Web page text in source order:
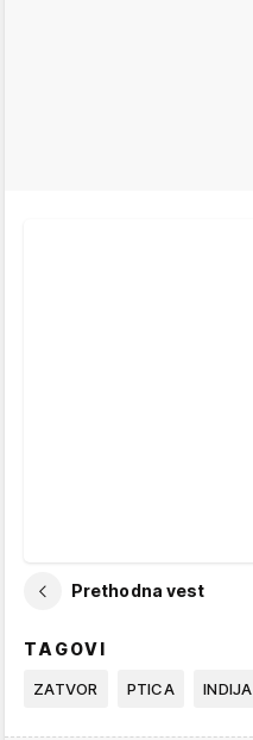
Prethodna vest
TAGOVI
ZATVOR PTICA INDIJA